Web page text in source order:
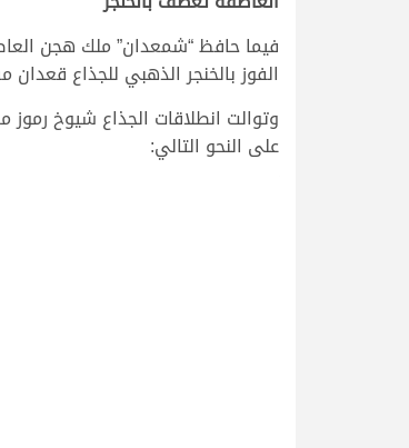
فيما حافظ “شمعدان” ملك هجن
الفوز بالخنجر الذهبي للجذاع قعدان
على النحو التالي: